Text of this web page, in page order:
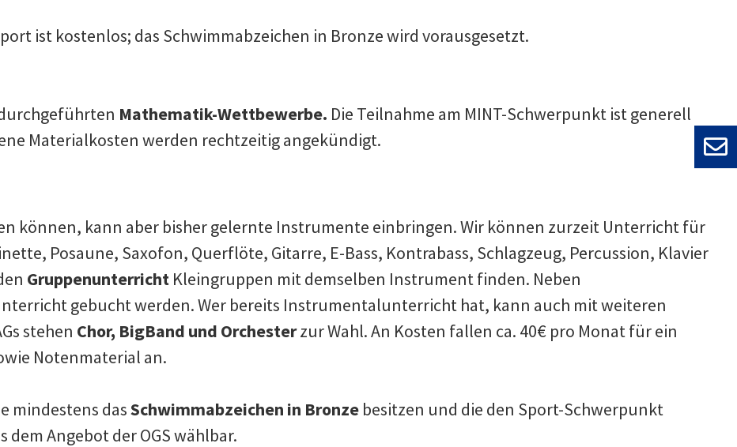
ist kostenlos; das Schwimmabzeichen in Bronze wird vorausgesetzt.
Mathematik-Wettbewerbe. Die Teilnahme am MINT-Schwerpunkt ist generell
Materialkosten werden rechtzeitig angekündigt.
können, kann aber bisher gelernte Instrumente einbringen. Wir können zurzeit Unterricht für
Posaune, Saxofon, Querflöte, Gitarre, E-Bass, Kontrabass, Schlagzeug, Percussion, Klavier
Gruppenunterricht Kleingruppen mit demselben Instrument finden. Neben
gebucht werden. Wer bereits Instrumentalunterricht hat, kann auch mit weiteren
stehen Chor, BigBand und Orchesterzur Wahl. An Kosten fallen ca. 40€ pro Monat für ein
Notenmaterial an.
mindestens dasSchwimmabzeichen in Bronze besitzen und die den Sport-Schwerpunkt
dem Angebot der OGS wählbar.